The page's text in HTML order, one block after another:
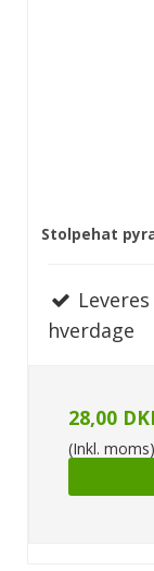
Stolpehat
hverdage
28,00
(Inkl. moms)